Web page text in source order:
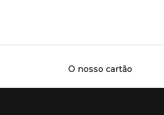
O nosso cartão